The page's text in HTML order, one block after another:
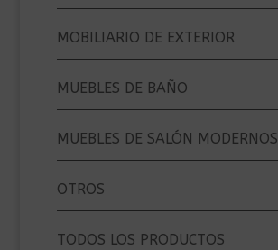
MOBILIARIO DE EXTERIOR
MUEBLES DE BAÑO
MUEBLES DE SALÓN MODERNOS
OTROS
TODOS LOS PRODUCTOS